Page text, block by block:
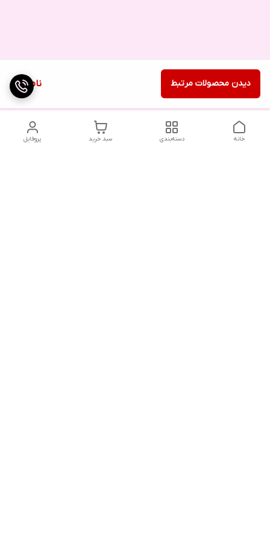
ناموجود دیدن محصولات مرتبط
پروفایل سبد خرید دسته‌بندی خانه